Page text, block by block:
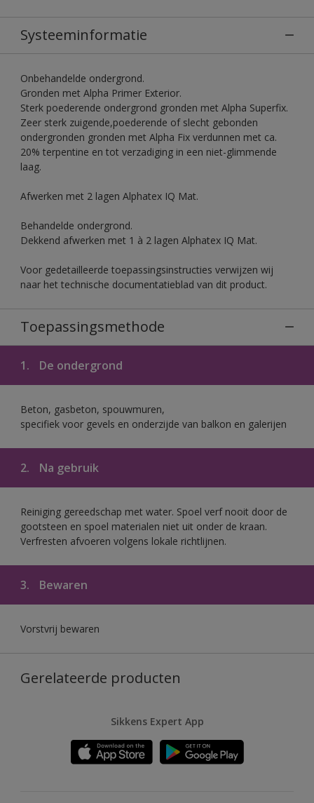
Systeeminformatie
Onbehandelde ondergrond.
Gronden met Alpha Primer Exterior.
Sterk poederende ondergrond gronden met Alpha Superfix.
Zeer sterk zuigende,poederende of slecht gebonden
ondergronden gronden met Alpha Fix verdunnen met ca.
20% terpentine en tot verzadiging in een niet-glimmende
laag.
Afwerken met 2 lagen Alphatex IQ Mat.
Behandelde ondergrond.
Dekkend afwerken met 1 à 2 lagen Alphatex IQ Mat.
Voor gedetailleerde toepassingsinstructies verwijzen wij
naar het technische documentatieblad van dit product.
Toepassingsmethode
1. De ondergrond
Beton, gasbeton, spouwmuren,
specifiek voor gevels en onderzijde van balkon en galerijen
2. Na gebruik
Reiniging gereedschap met water. Spoel verf nooit door de
gootsteen en spoel materialen niet uit onder de kraan.
Verfresten afvoeren volgens lokale richtlijnen.
3. Bewaren
Vorstvrij bewaren
Gerelateerde producten
Sikkens Expert App